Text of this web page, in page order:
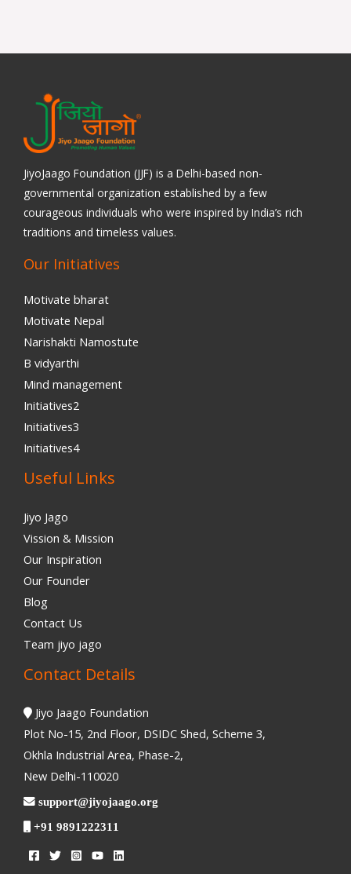
JiyoJaago Foundation (JJF) is a Delhi-based non-
governmental organization established by a few
courageous individuals who were inspired by India’s rich
traditions and timeless values.
Our Initiatives
Motivate bharat
Motivate Nepal
Narishakti Namostute
B vidyarthi
Mind management
Initiatives2
Initiatives3
Initiatives4
Useful Links
Jiyo Jago
Vission & Mission
Our Inspiration
Our Founder
Blog
Contact Us
Team jiyo jago
Contact Details
Jiyo Jaago Foundation
Plot No-15, 2nd Floor, DSIDC Shed, Scheme 3,
Okhla Industrial Area, Phase-2,
New Delhi-110020
support@jiyojaago.org
+91 9891222311